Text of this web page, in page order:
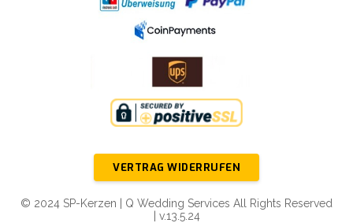
VERTRAG WIDERRUFEN
© 2024 SP-Kerzen | Q Wedding Services All Rights Reserved
| v.13.5.24